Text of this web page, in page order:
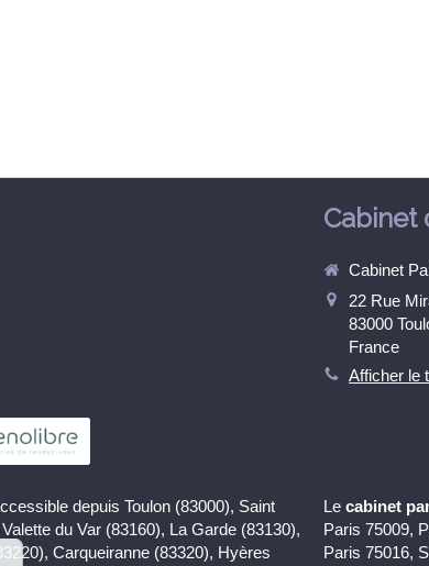
depuis Toulon (83000), Saint
du Var (83160), La Garde (83130),
Carqueiranne (83320), Hyères
Cabinet
Cabinet
22 Rue
83000
France
Afficher le
Le cabinet
Paris 75009,
Paris 75016,